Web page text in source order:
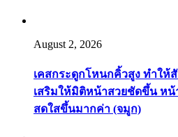
August 2, 2026
เคสกระดูกโหนกคิ้วสูง ทำให้
เสริมให้มิติหน้าสวยชัดขึ้น หน้
สดใสขึ้นมากค่า (จมูก)